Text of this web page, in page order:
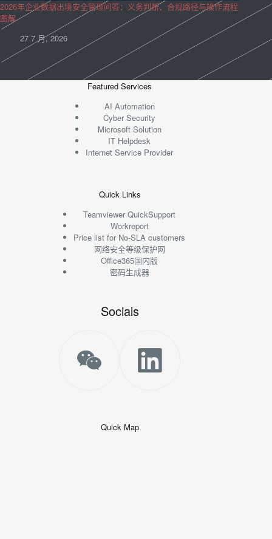
2026年企业数据出境安全管理问答：义务判断、合规路径与操作流程
图解
27 7 月, 2026
Featured Services
AI Automation
Cyber Security
Microsoft Solution
IT Helpdesk
Internet Service Provider
Quick Links
Teamviewer QuickSupport
Workreport
Price list for No-SLA customers
网络安全等级保护网
Office365国内版
密码生成器
Socials
Quick Map